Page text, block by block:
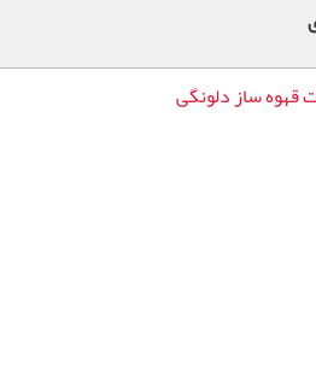
قهوه ساز دلونگی